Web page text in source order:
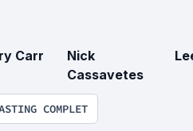
Carr
Nick
Cassavetes
COMPLET